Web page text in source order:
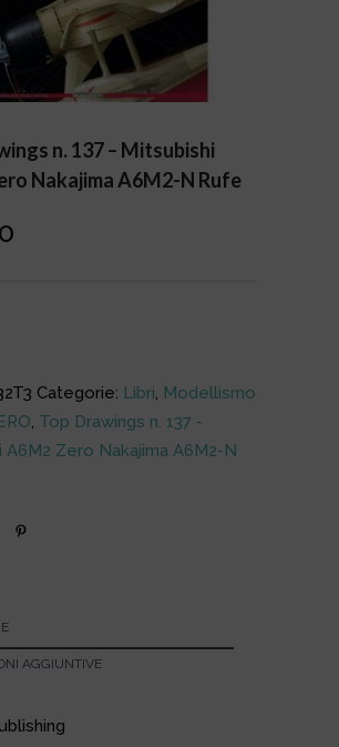
n. 137 – Mitsubishi
Nakajima A6M2-N Rufe
Categorie: Libri, Modellismo
, Top Drawings n. 137 -
A6M2 Zero Nakajima A6M2-N
AGGIUNTIVE